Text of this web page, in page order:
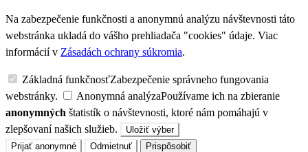
Na zabezpečenie funkčnosti a anonymnú analýzu návštevnosti táto
webstránka ukladá do vášho prehliadača "cookies" údaje. Viac
informácií v Zásadách ochrany súkromia.
Základná funkčnosťZabezpečenie správneho fungovania
webstránky.
Anonymná analýzaPoužívame ich na zbieranie
anonymných štatistík o návštevnosti, ktoré nám pomáhajú v
zlepšovaní našich služieb.
Uložiť výber
Prijať anonymné
Odmietnuť Prispôsobiť